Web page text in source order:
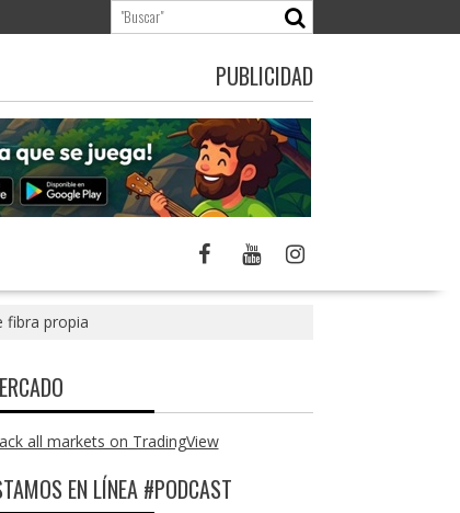
PUBLICIDAD
fibra propia
all markets on TradingView
EN LÍNEA #PODCAST